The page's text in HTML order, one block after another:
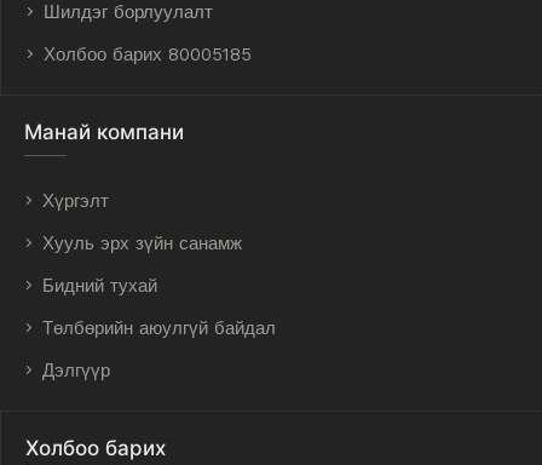
Шилдэг борлуулалт
Холбоо барих 80005185
Манай компани
Хүргэлт
Хууль эрх зүйн санамж
Бидний тухай
Төлбөрийн аюулгүй байдал
Дэлгүүр
Холбоо барих